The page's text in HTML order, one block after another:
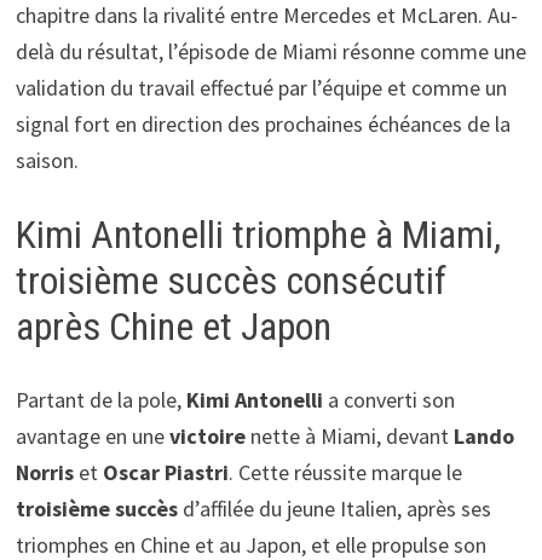
chapitre dans la rivalité entre Mercedes et McLaren. Au-
delà du résultat, l’épisode de Miami résonne comme une
validation du travail effectué par l’équipe et comme un
signal fort en direction des prochaines échéances de la
saison.
Kimi Antonelli triomphe à Miami,
troisième succès consécutif
après Chine et Japon
Partant de la pole, Kimi Antonelli a converti son
avantage en unevictoirenette à Miami, devant Lando
Norriset Oscar Piastri. Cette réussite marque le
troisième succèsd’affilée du jeune Italien, après ses
triomphes en Chine et au Japon, et elle propulse son